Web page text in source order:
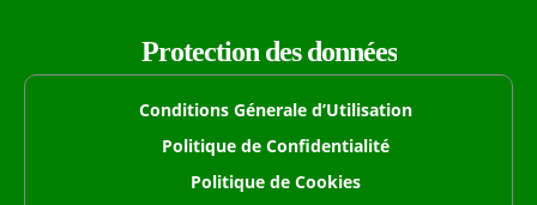
Protection des données
Conditions Génerale d’Utilisation
Politique de Confidentialité
Politique de Cookies